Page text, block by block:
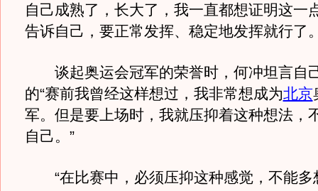
自己成熟了，长大了，我一直都想证明这一
告诉自己，要正常发挥、稳定地发挥就行了
谈起奥运会冠军的荣誉时，何冲坦言自
的“赛前我曾经这样想过，我非常想成为北京
军。但是要上场时，我就压抑着这种想法，
自己。”
“在比赛中，必须压抑这种感觉，不能多